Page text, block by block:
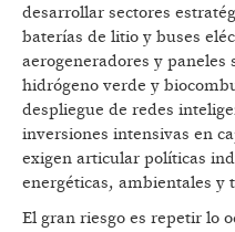
desarrollar sectores
baterías de litio y buses
aerogeneradores y paneles
hidrógeno verde y
despliegue de redes
inversiones intensivas en
exigen articular políticas
energéticas, ambientales y
El gran riesgo es repetir lo